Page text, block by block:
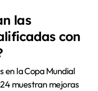
las
con
en la Copa Mundial
muestran mejoras